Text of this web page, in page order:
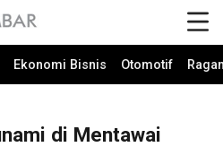
Ekonomi Bisnis Otomotif
di Mentawai